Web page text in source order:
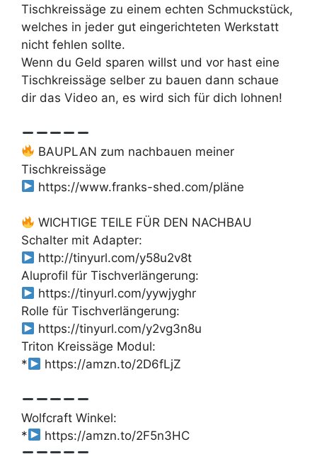
Tischkreissäge zu einem echten Schmuckstück,
welches in jeder gut eingerichteten Werkstatt
nicht fehlen sollte.
Wenn du Geld sparen willst und vor hast eine
Tischkreissäge selber zu bauen dann schaue
dir das Video an, es wird sich für dich lohnen!
BAUPLAN zum nachbauen meiner
Tischkreissäge
https://www.franks-shed.com/pläne
WICHTIGE TEILE FÜR DEN NACHBAU
Schalter mit Adapter:
http://tinyurl.com/y58u2v8t
Aluprofil für Tischverlängerung:
https://tinyurl.com/yywjyghr
Rolle für Tischverlängerung:
https://tinyurl.com/y2vg3n8u
Triton Kreissäge Modul:
*
https://amzn.to/2D6fLjZ
Wolfcraft Winkel:
*
https://amzn.to/2F5n3HC